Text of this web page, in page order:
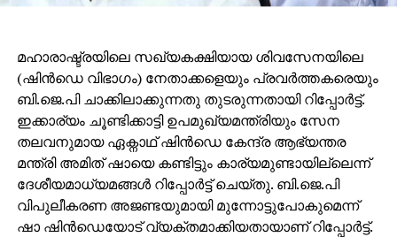
മഹാരാഷ്ട്രയിലെ സഖ്യകക്ഷിയായ ശിവസേനയിലെ
(ഷിന്‍ഡെ വിഭാഗം) നേതാക്കളെയും പ്രവര്‍ത്തകരെയും
ബി.ജെ.പി ചാക്കിലാക്കുന്നതു തുടരുന്നതായി റിപ്പോര്‍ട്ട്.
ഇക്കാര്യം ചൂണ്ടിക്കാട്ടി ഉപമുഖ്യമന്ത്രിയും സേന
തലവനുമായ ഏക്നാഥ് ഷിന്‍ഡെ കേന്ദ്ര ആഭ്യന്തര
മന്ത്രി അമിത് ഷായെ കണ്ടിട്ടും കാര്യമുണ്ടായില്ലെന്ന്
ദേശീയമാധ്യമങ്ങള്‍ റിപ്പോര്‍ട്ട് ചെയ്തു. ബി.ജെ.പി
വിപുലീകരണ അജണ്ടയുമായി മുന്നോട്ടുപോകുമെന്ന്
ഷാ ഷിന്‍ഡെയോട് വ്യക്തമാക്കിയതായാണ് റിപ്പോര്‍ട്ട്.